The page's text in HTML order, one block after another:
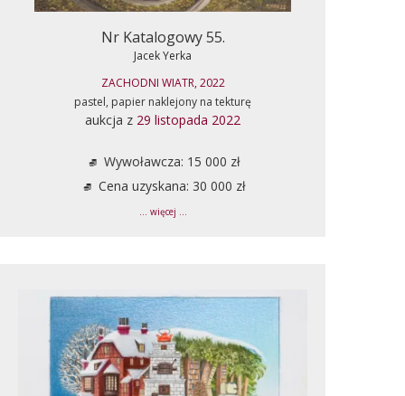
Nr Katalogowy 55.
Jacek Yerka
ZACHODNI WIATR, 2022
pastel, papier naklejony na tekturę
aukcja z 29 listopada 2022
Wywoławcza: 15 000 zł
Cena uzyskana: 30 000 zł
... więcej ...